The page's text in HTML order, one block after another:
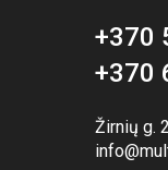
+370
+370
Žirnių g.